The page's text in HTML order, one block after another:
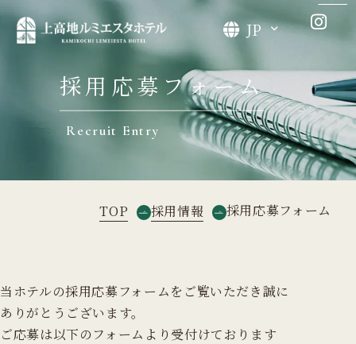
JP
採用応募フォーム
Recruit Entry
TOP 採用情報 採用応募フォーム
当ホテルの採用応募フォームをご覧いただき誠に
ありがとうございます。
ご応募は以下のフォームより受付けております